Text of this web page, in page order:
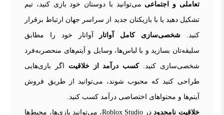
تعاملی و اجتماعی می‌توانید با دوستان خود بازی کنید، تیم
تشکیل دهید یا با بازیکنان جدید از سراسر جهان ارتباط برقرار
کنید.شخصی‌سازی کامل آواتار آواتار خود را مطابق
سلیقه‌تان بسازید و با لباس‌ها، وسایل و آیتم‌های منحصربه‌فرد
شخصی‌سازی کنید.کسب درآمد از خلاقیت اگر بازی‌هایی
طراحی کنید که محبوب شوند، می‌توانید از طریق فروش
آیتم‌ها و محتواهای اختصاصی درآمد کسب کنید.
خلاقیت نامحدود در Roblox Studio، می‌توانید بازی‌ها، محیط‌ها